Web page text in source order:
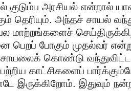
குடும்ப அரசியல் என்றால்
தெரியும். அந்தச் சாயல்
மாற்றங்களைச்
போகும் முதல்வர்
கொண்டு
காட்சிகளைப்
இருக்கிறோம். இதுவும்